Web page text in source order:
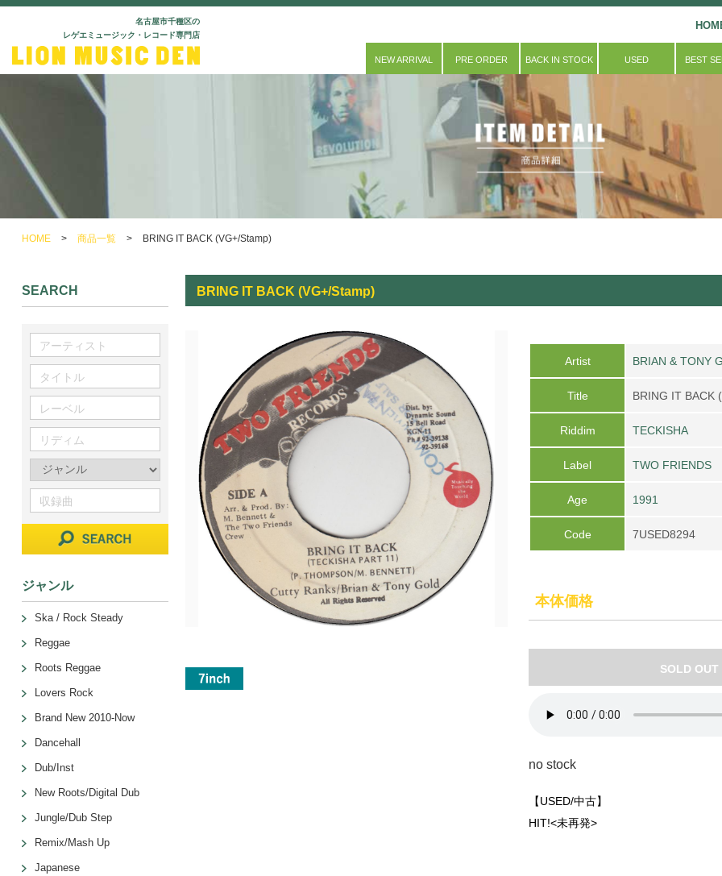
名古屋市千種区の
レゲエミュージック・レコード専門店
NEW ARRIVAL PRE ORDER BACK IN STOCK USED BEST
HOME > 商品一覧 > BRING IT BACK (VG+/Stamp)
BRING IT BACK (VG+/Stamp)
Artist BRIAN & TONY
Title BRING IT BACK
Riddim TECKISHA
Label TWO FRIENDS
Age 1991
Code 7USED8294
本体価格
SOLD OUT
no stock
【USED/中古】
HIT!<未再発>
SEARCH
ジャンル
Ska / Rock Steady
Reggae
Roots Reggae
Lovers Rock
Brand New 2010-Now
Dancehall
Dub/Inst
New Roots/Digital Dub
Jungle/Dub Step
Remix/Mash Up
Japanese